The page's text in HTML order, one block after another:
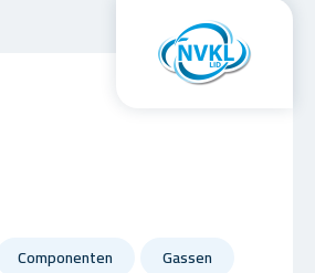
Componenten
Gassen